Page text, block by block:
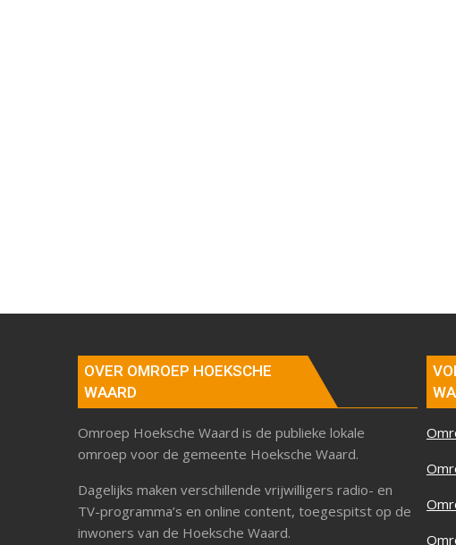
OVER OMROEP HOEKSCHE
WAARD
Omroep Hoeksche Waard is de publieke lokale
omroep voor de gemeente Hoeksche Waard.
Dagelijks maken verschillende vrijwilligers radio- en
TV-programma’s en online content, toegespitst op de
inwoners van de Hoeksche Waard.